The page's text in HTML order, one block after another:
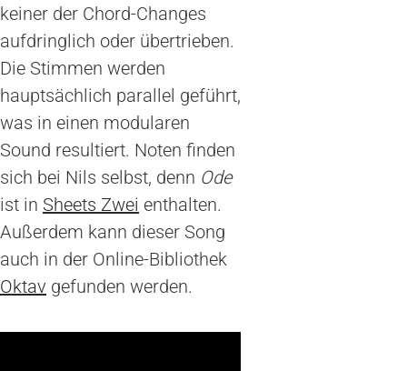
keiner der Chord-Changes
aufdringlich oder übertrieben.
Die Stimmen werden
hauptsächlich parallel geführt,
was in einen modularen
Sound resultiert. Noten finden
sich bei Nils selbst, denn Ode
ist in Sheets Zwei enthalten.
Außerdem kann dieser Song
auch in der Online-Bibliothek
Oktav gefunden werden.